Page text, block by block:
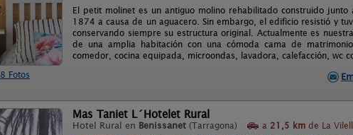
8 Fotos
El petit molinet es un antiguo molino rehabilitado construido
1874 a causa de un aguacero. Sin embargo, el edificio resistió y
conservando siempre su estructura original. Actualmente es
de una amplia habitación con una cómoda cama de
comedor, cocina equipada, microondas, lavadora, calefacción, wc
Mas Taniet L´Hotelet Rural
Hotel Rural en Benissanet (Tarragona) a 21,5 km de La